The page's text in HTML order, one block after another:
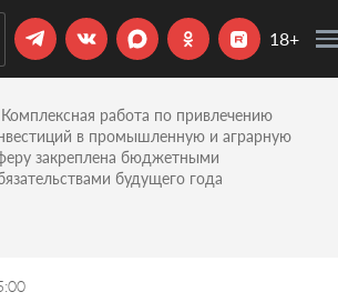
18+
Комплексная работа по привлечению
в промышленную и аграрную
закреплена бюджетными
будущего года